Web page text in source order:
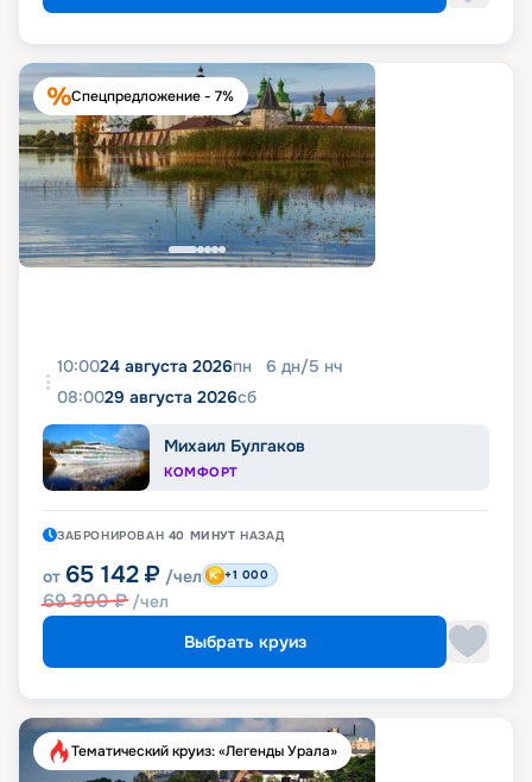
Спецпредложение - 7%
10:0024 августа 2026пн 6 дн/5 нч
08:0029 августа 2026сб
Михаил Булгаков
КОМФОРТ
ЗАБРОНИРОВАН 40 МИНУТ НАЗАД
от 65 142 ₽ /чел
69 300₽ /чел
+1 000
Выбрать круиз
Тематический круиз: «Легенды Урала»